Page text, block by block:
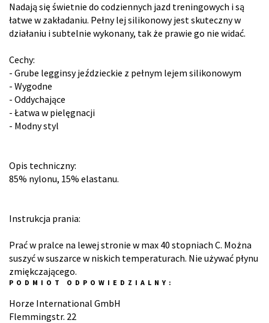
Nadają się świetnie do codziennych jazd treningowych i są
łatwe w zakładaniu. Pełny lej silikonowy jest skuteczny w
działaniu i subtelnie wykonany, tak że prawie go nie widać.
Cechy:
- Grube legginsy jeździeckie z pełnym lejem silikonowym
- Wygodne
- Oddychające
- Łatwa w pielęgnacji
- Modny styl
Opis techniczny:
85% nylonu, 15% elastanu.
Instrukcja prania:
Prać w pralce na lewej stronie w max 40 stopniach C. Można
suszyć w suszarce w niskich temperaturach. Nie używać płynu
zmiękczającego.
PODMIOT ODPOWIEDZIALNY:
Horze International GmbH
Flemmingstr. 22